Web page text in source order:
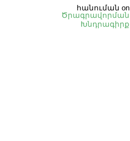
հանուման on
Ծրագրավորման
Խնդրագիրք